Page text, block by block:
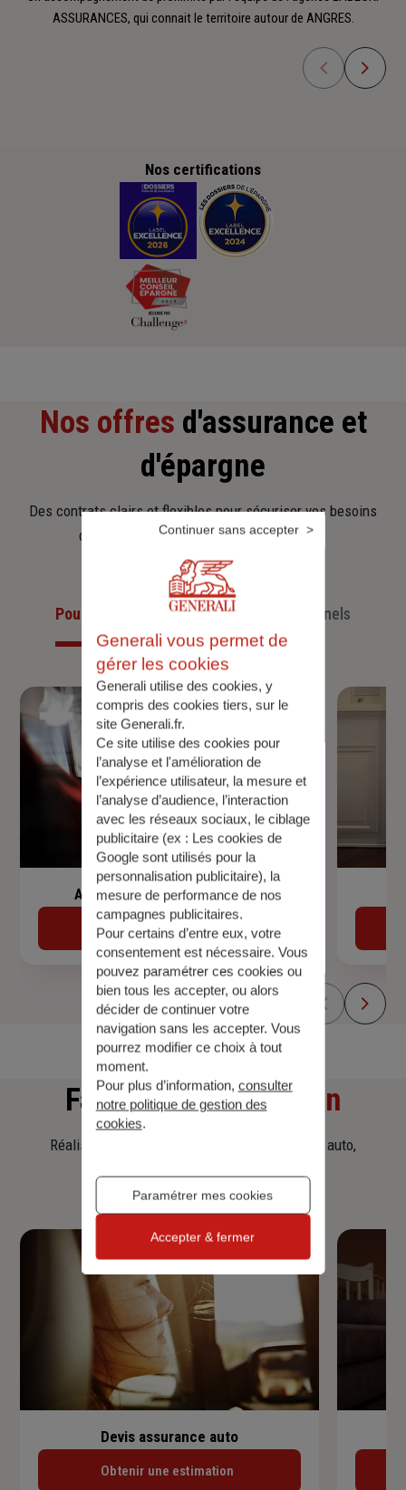
ASSURANCES, qui connait le territoire autour de ANGRES.
Nos certifications
Nos offres d'assurance et
d'épargne
Des contrats clairs et flexibles pour sécuriser vos besoins
d’aujourd’hui et anticiper ceux de demain.
Pour les particuliersPour les professionnels
Assurance de prêt immobilier
Découvrir
Faitesune simulation
Réalisez une simulation tarifaire d'assurance, auto,
Devis assurance auto
Obtenir une estimation
Generali vous permet de
gérer les cookies
Generali utilise des cookies, y
compris des cookies tiers, sur le
site Generali.fr.
Ce site utilise des cookies pour
l’analyse et l'amélioration de
l’expérience utilisateur, la mesure et
l’analyse d’audience, l’interaction
avec les réseaux sociaux, le ciblage
publicitaire (ex : Les cookies de
Google sont utilisés pour la
personnalisation publicitaire), la
mesure de performance de nos
campagnes publicitaires.
Pour certains d’entre eux, votre
consentement est nécessaire. Vous
pouvez paramétrer ces cookies ou
bien tous les accepter, ou alors
décider de continuer votre
navigation sans les accepter. Vous
pourrez modifier ce choix à tout
moment.
Pour plus d’information, consulter
notre politique de gestion des
cookies.
Paramétrer mes cookies
Continuer sans accepter
Accepter & fermer